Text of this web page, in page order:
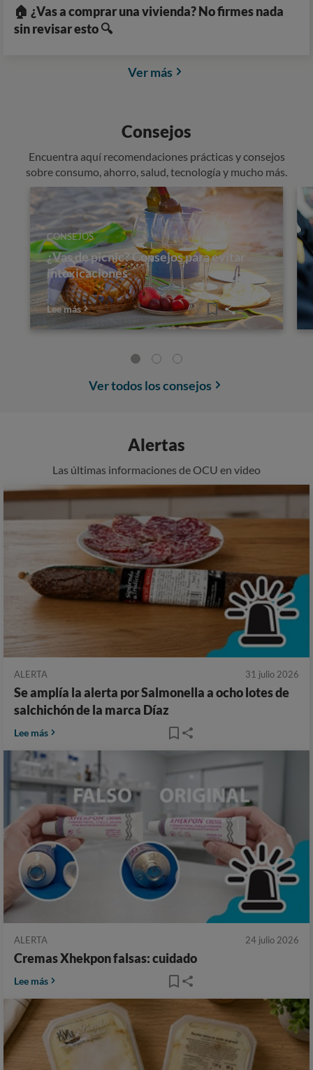
🏠 ¿Vas a comprar una vivienda? No firmes nada
sin revisar esto 🔍
Ver más
Consejos
Encuentra aquí recomendaciones prácticas y consejos
sobre consumo, ahorro, salud, tecnología y mucho más.
CONSEJOS
¿Vas de picnic? Consejos para evitar
intoxicaciones
Lee más
Ver todos los consejos
Alertas
Las últimas informaciones de OCU en video
ALERTA 31 julio 2026
Se amplía la alerta por Salmonella a ocho lotes de
salchichón de la marca Díaz
Lee más
ALERTA 24 julio 2026
Cremas Xhekpon falsas: cuidado
Lee más